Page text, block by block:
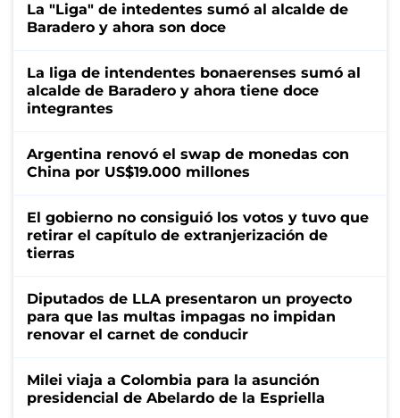
La "Liga" de intedentes sumó al alcalde de
Baradero y ahora son doce
La liga de intendentes bonaerenses sumó al
alcalde de Baradero y ahora tiene doce
integrantes
Argentina renovó el swap de monedas con
China por US$19.000 millones
El gobierno no consiguió los votos y tuvo que
retirar el capítulo de extranjerización de
tierras
Diputados de LLA presentaron un proyecto
para que las multas impagas no impidan
renovar el carnet de conducir
Milei viaja a Colombia para la asunción
presidencial de Abelardo de la Espriella